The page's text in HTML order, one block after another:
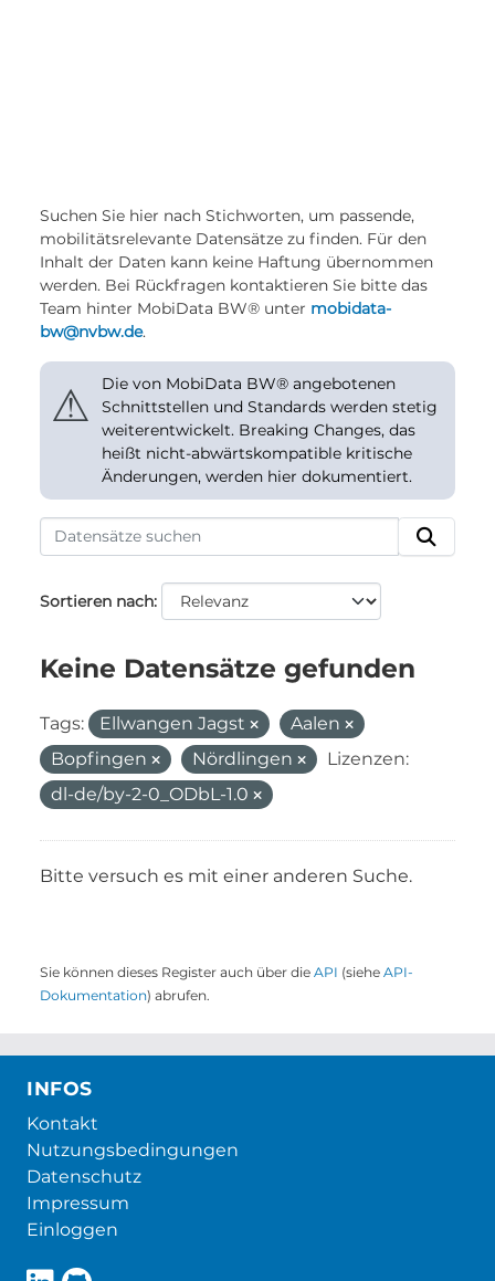
Suchen Sie hier nach Stichworten, um passende,
mobilitätsrelevante Datensätze zu finden. Für den
Inhalt der Daten kann keine Haftung übernommen
werden. Bei Rückfragen kontaktieren Sie bitte das
Team hinter MobiData BW® unter mobidata-
bw@nvbw.de.
⚠
Die von MobiData BW® angebotenen
Schnittstellen und Standards werden stetig
weiterentwickelt. Breaking Changes, das
heißt nicht-abwärtskompatible kritische
Änderungen, werden hier dokumentiert.
Sortieren nach
Keine Datensätze gefunden
Tags: Ellwangen Jagst
Aalen
Bopfingen
Nördlingen
Lizenzen:
dl-de/by-2-0_ODbL-1.0
Bitte versuch es mit einer anderen Suche.
Sie können dieses Register auch über die API (siehe API-
Dokumentation) abrufen.
INFOS
Kontakt
Nutzungsbedingungen
Datenschutz
Impressum
Einloggen